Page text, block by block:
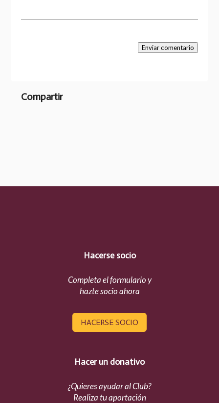
Enviar comentario
Compartir
Hacerse socio
Completa el formulario y
hazte socio ahora
HACERSE SOCIO
Hacer un donativo
¿Quieres ayudar al Club?
Realiza tu aportación